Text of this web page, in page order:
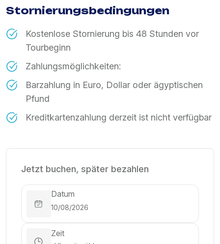
Stornierungsbedingungen
Kostenlose Stornierung bis 48 Stunden vor
Tourbeginn
Zahlungsmöglichkeiten:
Barzahlung in Euro, Dollar oder ägyptischen
Pfund
Kreditkartenzahlung derzeit ist nicht verfügbar
Jetzt buchen, später bezahlen
Datum
Zeit